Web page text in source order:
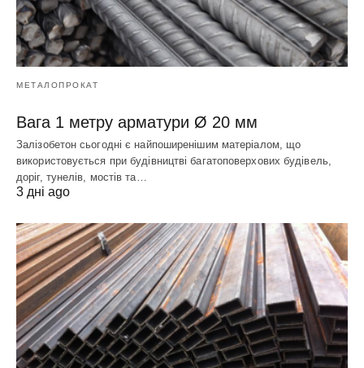
МЕТАЛОПРОКАТ
Вага 1 метру арматури Ø 20 мм
Залізобетон сьогодні є найпоширенішим матеріалом, що
використовується при будівництві багатоповерхових будівель,
доріг, тунелів, мостів та…
3 дні ago